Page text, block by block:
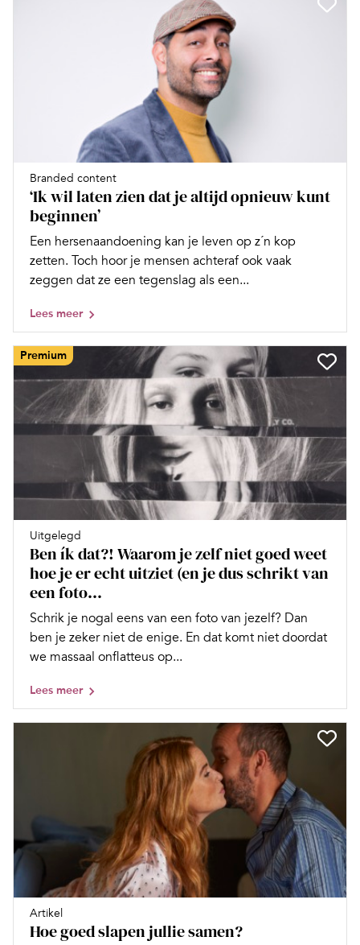
Branded content
‘Ik wil laten zien dat je altijd opnieuw kunt
beginnen’
Een hersenaandoening kan je leven op z´n kop
zetten. Toch hoor je mensen achteraf ook vaak
zeggen dat ze een tegenslag als een...
Lees meer
Premium
Uitgelegd
Ben ík dat?! Waarom je zelf niet goed weet
hoe je er echt uitziet (en je dus schrikt van
een foto...
Schrik je nogal eens van een foto van jezelf? Dan
ben je zeker niet de enige. En dat komt niet doordat
we massaal onflatteus op...
Lees meer
Artikel
Hoe goed slapen jullie samen?